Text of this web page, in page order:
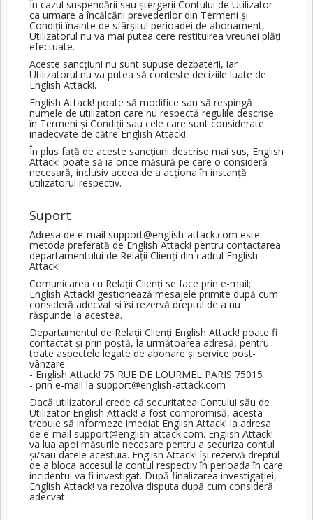
În cazul suspendării sau ștergerii Contului de Utilizator
ca urmare a încălcării prevederilor din Termeni și
Condiții înainte de sfârșitul perioadei de abonament,
Utilizatorul nu va mai putea cere restituirea vreunei plăți
efectuate.
Aceste sancțiuni nu sunt supuse dezbaterii, iar
Utilizatorul nu va putea să conteste deciziile luate de
English Attack!.
English Attack! poate să modifice sau să respingă
numele de utilizatori care nu respectă regulile descrise
în Termeni și Condiții sau cele care sunt considerate
inadecvate de către English Attack!.
În plus față de aceste sancțiuni descrise mai sus, English
Attack! poate să ia orice măsură pe care o consideră
necesară, inclusiv aceea de a acționa în instanță
utilizatorul respectiv.
Suport
Adresa de e-mail support@english-attack.com este
metoda preferată de English Attack! pentru contactarea
departamentului de Relații Clienți din cadrul English
Attack!.
Comunicarea cu Relații Clienți se face prin e-mail;
English Attack! gestionează mesajele primite după cum
consideră adecvat și își rezervă dreptul de a nu
răspunde la acestea.
Departamentul de Relații Clienți English Attack! poate fi
contactat și prin poștă, la următoarea adresă, pentru
toate aspectele legate de abonare și service post-
vânzare:
- English Attack! 75 RUE DE LOURMEL PARIS 75015
- prin e-mail la support@english-attack.com
Dacă utilizatorul crede că securitatea Contului său de
Utilizator English Attack! a fost compromisă, acesta
trebuie să informeze imediat English Attack! la adresa
de e-mail support@english-attack.com. English Attack!
va lua apoi măsurile necesare pentru a securiza contul
și/sau datele acestuia. English Attack! își rezervă dreptul
de a bloca accesul la contul respectiv în perioada în care
incidentul va fi investigat. După finalizarea investigației,
English Attack! va rezolva disputa după cum consideră
adecvat.